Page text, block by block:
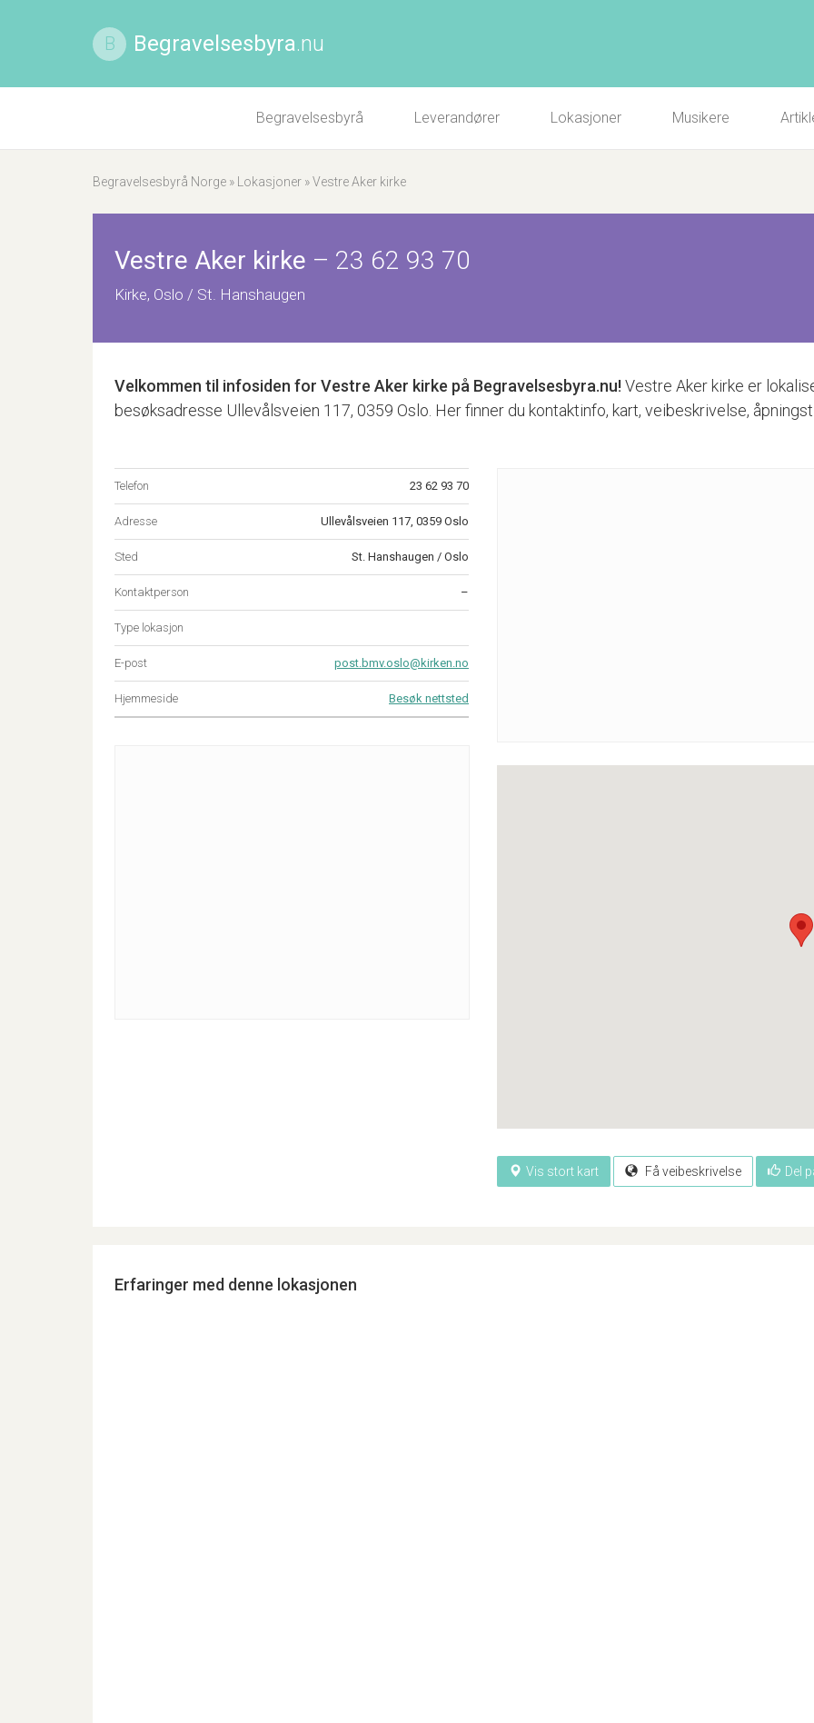
B Begravelsesbyra.nu
Begravelsesbyrå Leverandører Lokasjoner Musikere
Begravelsesbyrå Norge » Lokasjoner »Vestre Aker kirke
Vestre Aker kirke – 23 62 93 70
Kirke, Oslo / St. Hanshaugen
Velkommen til infosiden for Vestre Aker kirke på Begravelsesbyra.nu!Vestre Aker kirke er
besøksadresse Ullevålsveien 117, 0359 Oslo. Her finner du kontaktinfo, kart, veibeskrivelse,
Telefon 23 62 93 70
Adresse Ullevålsveien 117, 0359 Oslo
Sted St. Hanshaugen / Oslo
Kontaktperson –
Type lokasjon
E-post post.bmv.oslo@kirken.no
Hjemmeside Besøk nettsted
Vis stort kart Få veibeskrivelse Del
Erfaringer med denne lokasjonen